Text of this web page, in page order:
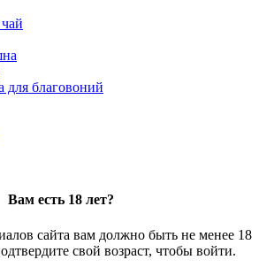
для благовоний
Вам есть 18 лет?
сайта вам должно быть не менее 18
свой возраст, чтобы войти.